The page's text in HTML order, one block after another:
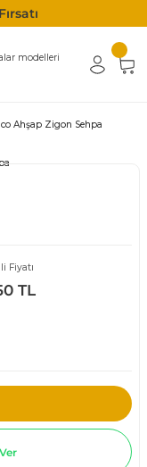
Ahşap Zigon Sehpa
Fiyatı
TL